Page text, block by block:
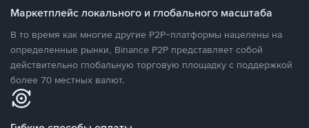
Маркетплейс локального и глобального масштаба
В то время как многие другие P2P-платформы нацелены на
определенные рынки, Binance P2P представляет собой
действительно глобальную торговую площадку с поддержкой
более 70 местных валют.